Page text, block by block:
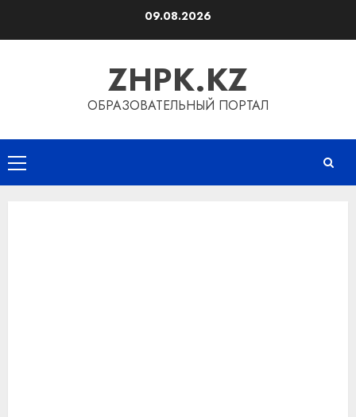
09.08.2026
ZHPK.KZ
ОБРАЗОВАТЕЛЬНЫЙ ПОРТАЛ
Основное
меню